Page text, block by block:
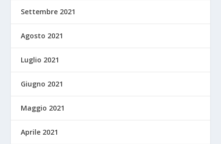
Settembre 2021
Agosto 2021
Luglio 2021
Giugno 2021
Maggio 2021
Aprile 2021